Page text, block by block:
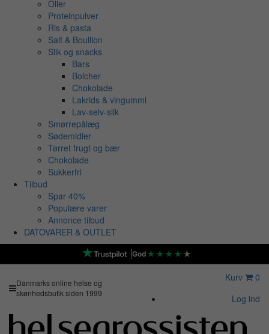
Olier
Proteinpulver
Ris & pasta
Salt & Boullion
Slik og snacks
Bars
Bolcher
Chokolade
Lakrids & vingummi
Lav-selv-slik
Smørrepålæg
Sødemidler
Tørret frugt og bær
Chokolade
Sukkerfri
Tilbud
Spar 40%
Populære varer
Annonce tilbud
DATOVARER & OUTLET
God ★ ★ ★ ★★
Danmarks online helse og
skønhedsbutik siden 1999
Kurv
0
Log ind